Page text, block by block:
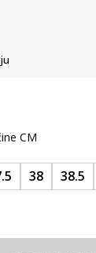
CM
38 38.5